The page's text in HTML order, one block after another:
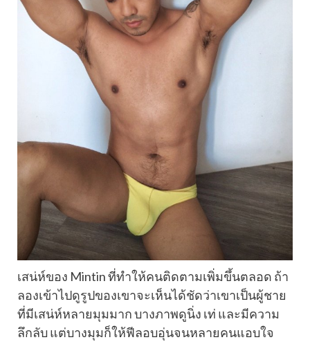
เสน่ห์ของ Mintin ที่ทำให้คนติดตามเพิ่มขึ้นตลอด ถ้า
ลองเข้าไปดูรูปของเขาจะเห็นได้ชัดว่าเขาเป็นผู้ชาย
ที่มีเสน่ห์หลายมุมมาก บางภาพดูนิ่ง เท่ และมีความ
ลึกลับ แต่บางมุมก็ให้ฟีลอบอุ่นจนหลายคนแอบใจ